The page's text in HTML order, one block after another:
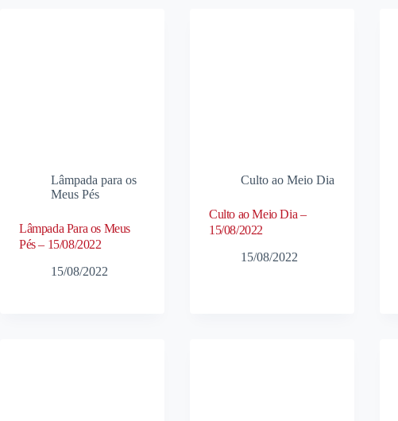
Lâmpada para os
Meus Pés
Lâmpada Para os Meus
Pés – 15/08/2022
15/08/2022
Culto ao Meio Dia
Culto ao Meio Dia –
15/08/2022
15/08/2022